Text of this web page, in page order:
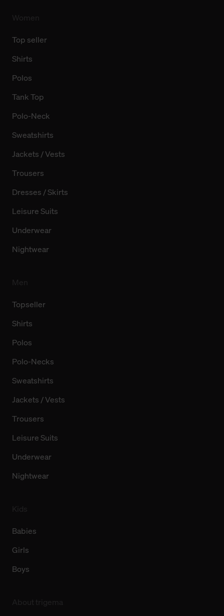
Top seller
Shirts
Polos
Tank Top
Polo-Neck
Sweatshirts
Jackets / Vests
Trousers
Dresses / Skirts
Leisure Suits
Underwear
Nightwear
Topseller
Shirts
Polos
Polo-Necks
Sweatshirts
Jackets / Vests
Trousers
Leisure Suits
Underwear
Nightwear
Babies
Girls
Boys